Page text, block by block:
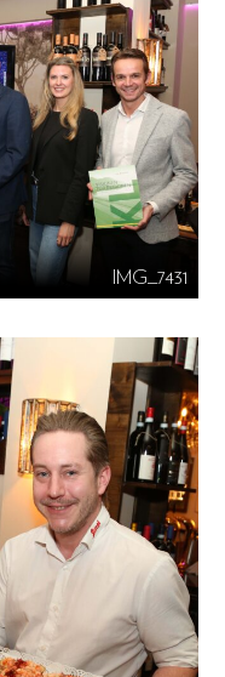
IMG_7431